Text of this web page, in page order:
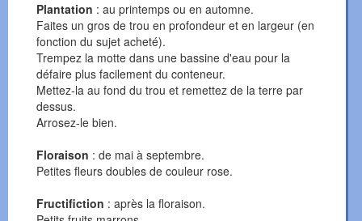
Plantation : au printemps ou en automne.
Faites un gros de trou en profondeur et en largeur (en
fonction du sujet acheté).
Trempez la motte dans une bassine d'eau pour la
défaire plus facilement du conteneur.
Mettez-la au fond du trou et remettez de la terre par
dessus.
Arrosez-le bien.
Floraison : de mai à septembre.
Petites fleurs doubles de couleur rose.
Fructifiction : après la floraison.